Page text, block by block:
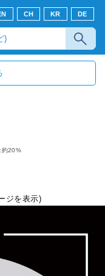
CH KR DE
約20%
ジを表示)